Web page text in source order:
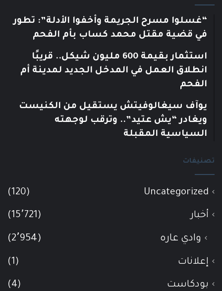
“غسلوا مسرح الجريمة وأخفوا الأدلة”: تطور
في قضية مقتل محمد كساب بأم الفحم
استثمار بقيمة 600 مليون شيكل.. قريبًا
انطلاق العمل في المدخل الجديد لمدينة أم
الفحم
يوآف سيغالوفيتش يستقيل من الكنيست
ويغادر “يش عتيد”.. وترقب لوجهته
السياسية المقبلة
تصنيفات
Uncategorized
(120)
أخبار (15٬721)
وادي عاره (2٬954)
إعلانات (1)
بودكاست (4)